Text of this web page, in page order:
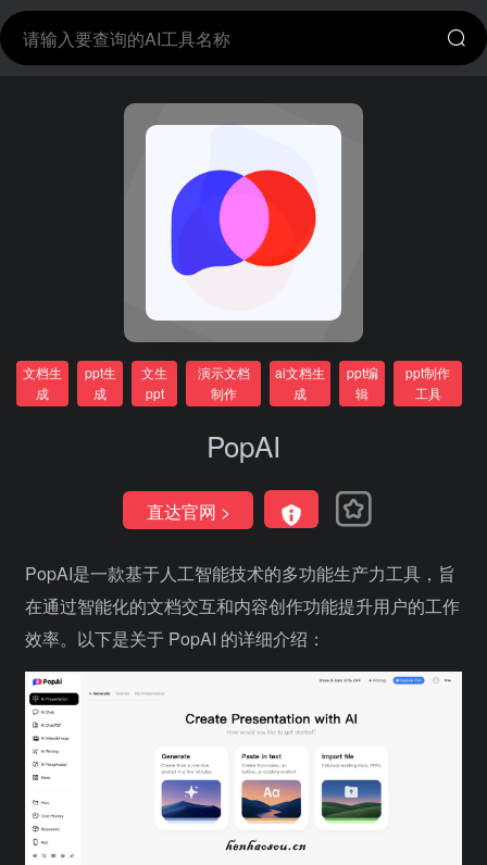
文档生
成
ppt生
成
文生
ppt
演示文档
制作
ai文档生
成
ppt编
辑
ppt制作
工具
PopAI
直达官网 >
PopAI是一款基于人工智能技术的多功能生产力工具，旨
在通过智能化的文档交互和内容创作功能提升用户的工作
效率。以下是关于 PopAI 的详细介绍：